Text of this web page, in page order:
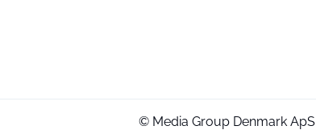
© Media Group Denmark ApS